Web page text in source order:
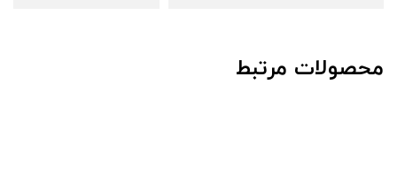
محصولات مرتبط